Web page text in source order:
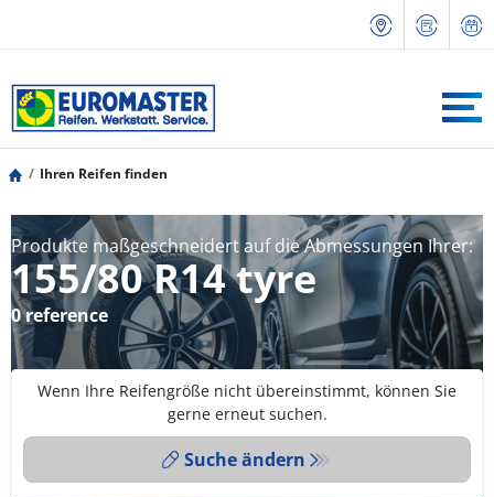
Ihren Reifen finden
Produkte maßgeschneidert auf die Abmessungen Ihrer:
155/80 R14 tyre
0 reference
Wenn Ihre Reifengröße nicht übereinstimmt, können Sie
gerne erneut suchen.
Suche ändern